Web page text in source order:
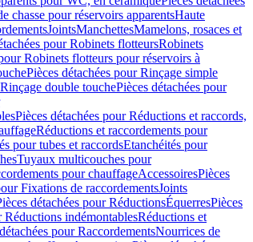
chasse pour réservoirs apparentsHaute
JointsManchettesMamelons, rosaces et
pour Robinets flotteursRobinets
Robinets flotteurs pour réservoirs à
Pièces détachées pour Rinçage simple
Rinçage double touchePièces détachées pour
Pièces détachées pour Réductions et raccords,
Réductions et raccordements pour
pour tubes et raccordsEtanchéités pour
Tuyaux multicouches pour
pour chauffageAccessoiresPièces
Fixations de raccordementsJoints
détachées pour RéductionsÉquerresPièces
Réductions indémontablesRéductions et
pour RaccordementsNourrices de